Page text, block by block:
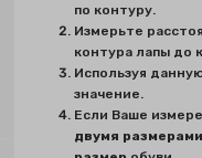
по контуру.
Измерьте
контура лапы до
Используя
значение.
Если Ваше
двумя